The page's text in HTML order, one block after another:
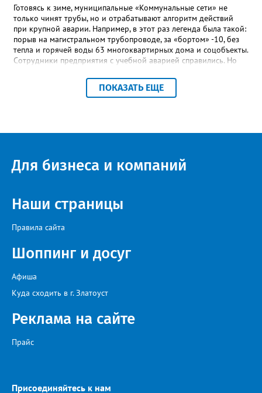
Готовясь к зиме, муниципальные «Коммунальные сети» не
только чинят трубы, но и отрабатывают алгоритм действий
при крупной аварии. Например, в этот раз легенда была такой:
порыв на магистральном трубопроводе, за «бортом» -10, без
тепла и горячей воды 63 многоквартирных дома и соцобъекты.
Сотрудники предприятия с учебной аварией справились. Но
отметили и недочёты. «Например, управляющие компании
несвоевременно приняли меры для предотвращения
— сообщила начальник Главного управления ГЖИ Ирина
оперативно делиться информацией со всеми
заинтересованными – от поставщика тепла до конечных
ПОКАЗАТЬ ЕЩЕ
Для бизнеса и компаний
Наши страницы
Правила сайта
Шоппинг и досуг
Афиша
Куда сходить в г. Златоуст
Реклама на сайте
Прайс
Присоединяйтесь к нам